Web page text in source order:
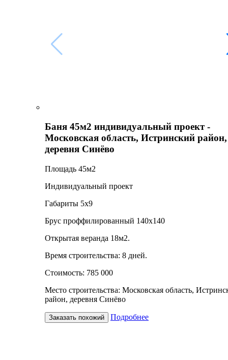
Баня 45м2 индивидуальный проект -
Московская область, Истринский район,
деревня Синёво
Площадь 45м2
Индивидуальный проект
Габариты 5х9
Брус проффилированный 140х140
Открытая веранда 18м2.
Время строительства: 8 дней.
Стоимость: 785 000
Место строительства: Московская область,
район, деревня Синёво
Заказать похожий Подробнее